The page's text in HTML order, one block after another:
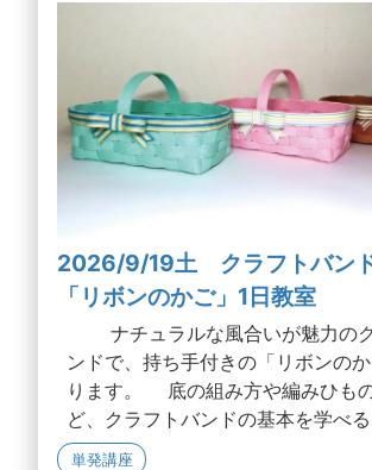
2026/9/19土 クラフトバン
「リボンのかご」1日教室
ナチュラルな風合いが魅力の
ンドで、持ち手付きの「リボンの
ります。 底の組み方や編みひも
ど、クラフトバンドの基本を学べ
単発講座